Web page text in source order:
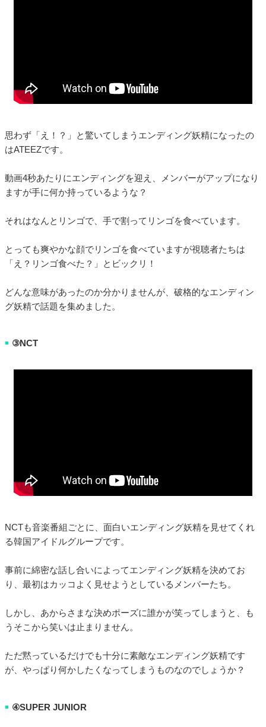
思わず「え！？」と驚いてしまうエンディング妖精になったの
はATEEZです。
動画4秒あたりにエンディングを迎え、メンバーがアップになり
ますが手に何か持っているような？
それはなんとリンゴで、手で割ってリンゴを食べています。
とっても爽やかな顔でリンゴを食べていますが視聴者たちは
「え？リンゴ食べた？」とビックリ！
どんな意味があったのか分かりませんが、破格的なエンディン
グ妖精で話題を集めました。
■ ③NCT
NCTも音楽番組ごとに、面白いエンディング妖精を見せてくれ
る韓国アイドルグループです。
事前に綿密な話し合いによってエンディング妖精を決めてお
り、最初はカッコよく見せようとしているメンバーたち。
しかし、あからさまな決めポーズに誰かが笑ってしまうと、も
うそこから笑いは止まりません。
ただ黙っているだけでも十分に素敵なエンディング妖精です
が、やっぱり何かしたくなってしまうものなのでしょうか？
■ ④SUPER JUNIOR